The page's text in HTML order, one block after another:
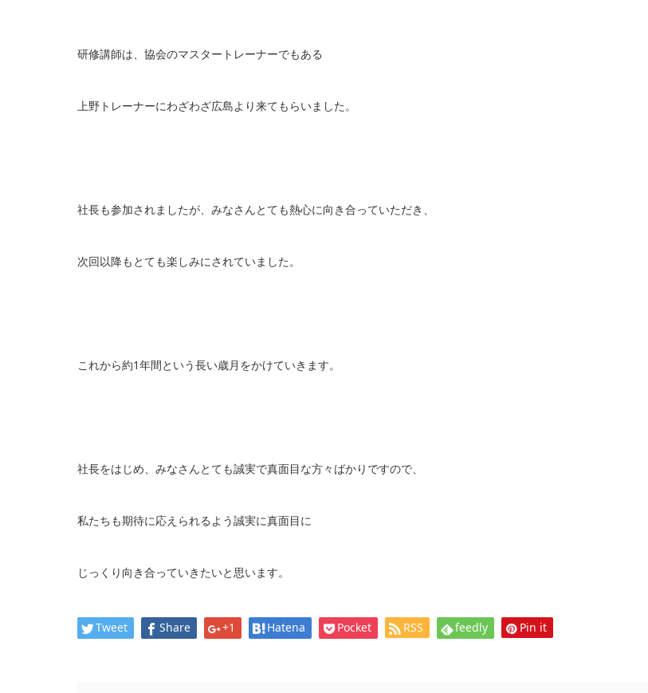
研修講師は、協会のマスタートレーナーでもある
上野トレーナーにわざわざ広島より来てもらいました。
社長も参加されましたが、みなさんとても熱心に向き合っていただき、
次回以降もとても楽しみにされていました。
これから約1年間という長い歳月をかけていきます。
社長をはじめ、みなさんとても誠実で真面目な方々ばかりですので、
私たちも期待に応えられるよう誠実に真面目に
じっくり向き合っていきたいと思います。
Tweet Share +1 Hatena Pocket RSS feedly Pin it